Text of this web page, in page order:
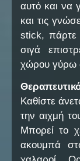
αυτό και να
και τις
stick, πάρτε
σιγά
χώρου γύρω
Καθίστε
την αιχμή
Μπορεί το
ακουμπά